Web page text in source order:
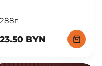
288г
23.50 BYN